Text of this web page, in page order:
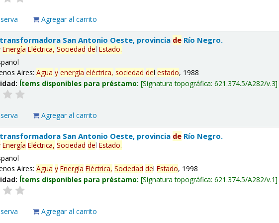
Agregar al carrito
San Antonio Oeste, provincia de Río Negro.
Energía Eléctrica, Sociedad delEstado.
Aires:Agua y energía eléctrica, sociedad delestado, 1988
Ítems disponibles para préstamo: Signatura topográfica:621.374.5/A282/v.3
Agregar al carrito
San Antonio Oeste, provincia de Río Negro.
Energía Eléctrica, Sociedad delEstado.
Aires:Agua y Energía Eléctrica, Sociedad delEstado, 1998
Ítems disponibles para préstamo: Signatura topográfica:621.374.5/A282/v.1
Agregar al carrito